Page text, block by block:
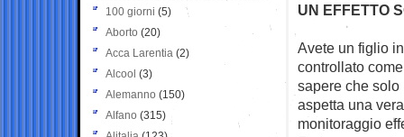
UN EFFETTO
Avete un figlio
controllato
sapere che
aspetta una
monitoraggio
100 giorni (5)
Aborto (20)
Acca Larentia (2)
Alcool (3)
Alemanno (150)
Alfano (315)